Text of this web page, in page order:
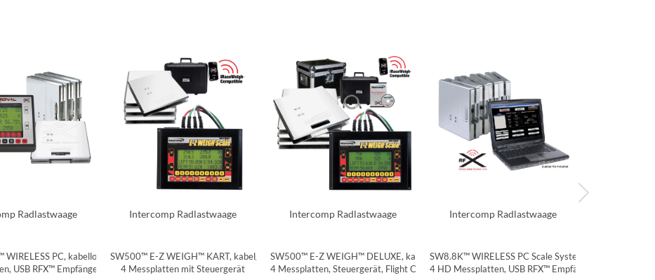
Radlastwaage
PC, kabellos,
USB RFX™ Empfänger Box
Intercomp Radlastwaage
SW500™ E-Z WEIGH™ KART, kabelgebunden,
4 Messplatten mit Steuergerät
Intercomp Radlastwaage
SW500™ E-Z WEIGH™ DELUXE, kabelgebunden,
4 Messplatten, Steuergerät, Flight Case, Software
Intercomp Radlastwaage
SW8.8K™ WIRELESS PC Scale System, kabellos,
4 HD Messplatten, USB RFX™ Empfänger Box